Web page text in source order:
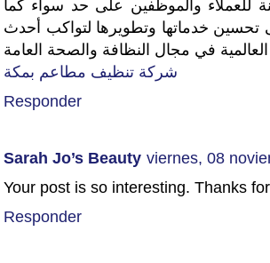
للعملاء والموظفين على حد سواء كما
خدماتها وتطويرها لتواكب أحدث
شركة تنظيف مطاعم بمكة
Responder
Sarah Jo’s Beauty viernes, 08
Your post is so interesting. Thanks
Responder